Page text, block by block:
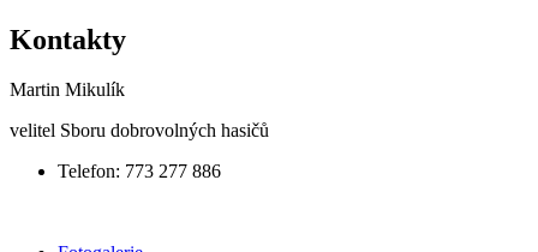
Kontakty
Martin Mikulík
velitel Sboru dobrovolných hasičů
Telefon: 773 277 886